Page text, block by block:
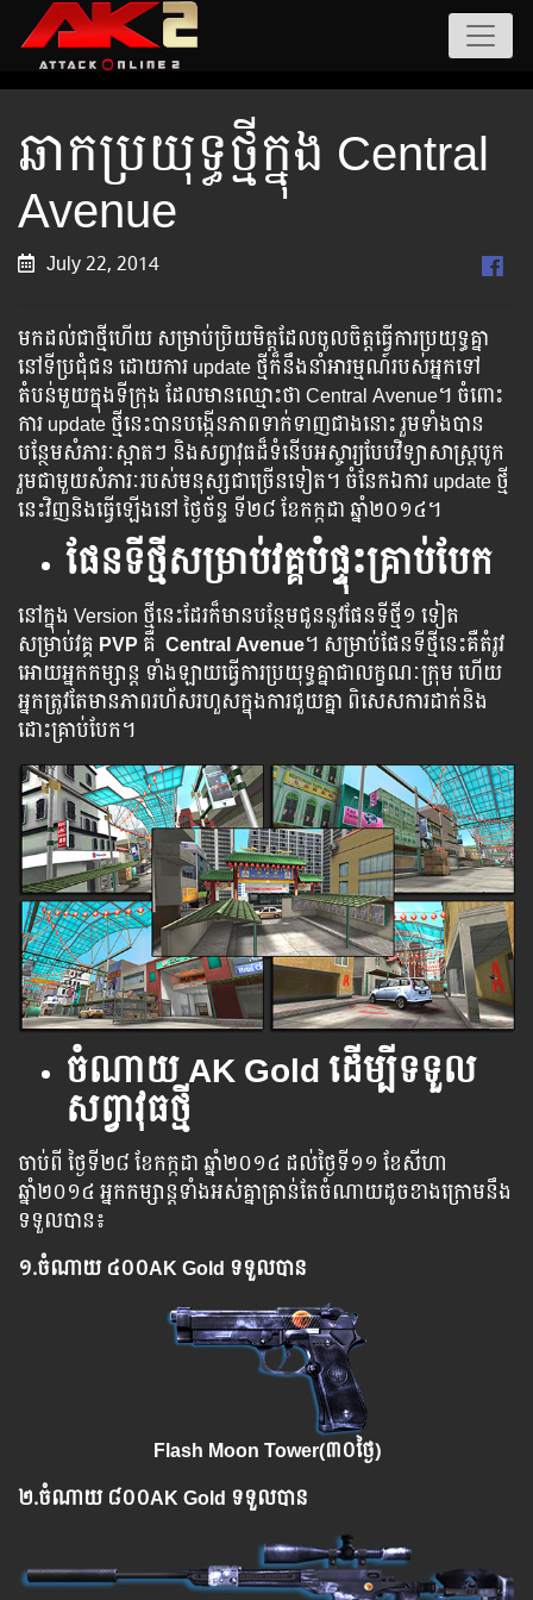
ឆាកប្រយុទ្ធថ្មីក្នុង Central
Avenue
July 22, 2014
មកដល់ជាថ្មីហើយ សម្រាប់ប្រិយមិត្តដែលចូលចិត្តធ្វើការប្រយុទ្ធគ្នា​
នៅទី​ប្រជុំ​ជន​ ​ដោយ​ការ​ update ​ថ្មី​ក៏​នឹង​នាំ​អារម្មណ៍​របស់​អ្នក​ទៅ​
តំបន់​មួយ​ក្នុង​ទី​ក្រុង​ ​​​ដែល​មាន​ឈ្មោះ​ថា​ ​Central Avenue​។​ ​​​​​​​​​​​​ចំពោះ​​​​​​​​
ការ​​​​​​ ​​update​ ​​​​​​ថ្មី​​​​​​នេះ​​​​​​បាន​​​​​​​បង្កើន​​​​​​​​ភាព​​​​​​​​​​ទាក់​​​​​​ទាញ​​​​​​​ជាង​​​​នោះ​​​ ​​រួម​​​ទាំង​​​​​​បាន​​​​​​​
បន្ថែម​​​​សំភារៈ​​​​ស្អាត​​​ៗ​ ​​និង​​​​​សព្វាវុធ​​​​ដ៏​​​​ទំនើប​​​​​​​អស្ចារ្យ​​​​បែប​វិទ្យាសាស្រ្ត​បូក​
រួម​ជា​មួយ​សំភារៈ​របស់​មនុស្ស​ជា​​​​​​ច្រើន​​​​​ទៀត​​​។ ​​​​ចំនែក​​​​ឯ​​​​ការ​ update​ ​​​ថ្មី​​​
នេះ​​​​​វិញ​​​​​និង​​​​​ធ្វើ​​​​​ឡើង​​​​នៅ​​ ​ថ្ងៃ​​ច័ន្ទ ​​ទី២៨ ​ខែកក្កដា​ ​ឆ្នាំ​២០១៤​។
ផែនទីថ្មីសម្រាប់វគ្គបំផ្ទុះគ្រាប់បែក
នៅក្នុង Version ថ្មី​នេះ​ដែរ​ក៏​មាន​បន្ថែម​ជូន​នូវ​ផែន​ទីថ្មី​១ ទៀត​
សម្រាប់​វគ្គ​ PVP គឺ Central Avenue។ សម្រាប់​​ផែន​​ទី​​​ថ្មី​​​នេះ​​​គឺ​​​តំរូវ​​​​
អោយ​​​​អ្នក​​​​កម្សាន្ត​​​ ​​ទាំង​​​ឡាយ​​​​​ធ្វើ​​​ការ​​​ប្រយុទ្ធ​គ្នា​​ជា​​លក្ខណៈ​ក្រុម ​ហើយ​
អ្នក​ត្រូវ​តែ​មាន​ភាព​រហ័ស​រហួស​ក្នុង​ការ​ជួយ​គ្នា​ ​ពិសេស​ការ​ដាក់​និង​
ដោះ​គ្រាប់​បែក​​។​
ចំណាយ AK Gold ដើម្បីទទួល
សព្វាវុធថ្មី
ចាប់ពី ​​ថ្ងៃ​ទី​២៨ ​ខែកក្កដា ​ឆ្នាំ២០១៤ ​ដល់​ថ្ងៃ​ទី​១១ ខែ​សីហា ​
ឆ្នាំ២០១៤ ​អ្នក​​​កម្សាន្ដ​​​ទាំង​​អស់​​គ្នា​​​គ្រាន់​​​តែ​​​ចំណាយ​​ដូច​​​ខាង​​​ក្រោម​​​នឹង​​
​ទទួល​​បាន​​៖​
១.​ចំណាយ ៤០០AK Gold ទទួលបាន
Flash Moon Tower(៣០ថ្ងៃ)
២.ចំណាយ៨០០AK Gold ទទួលបាន